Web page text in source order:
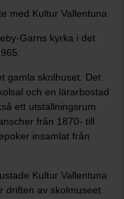
med Kultur Vallentuna
Garns kyrka i det
gamla skolhuset. Det
och en lärarbostad
ett utställningsrum
från 1870- till
insamlat från
Kultur Vallentuna
driften av skolmuseet.